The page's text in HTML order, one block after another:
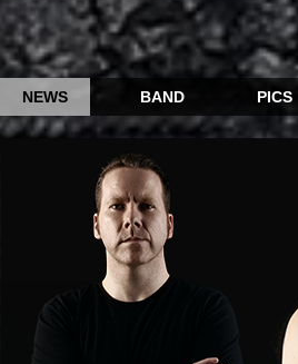
NEWS BAND PICS